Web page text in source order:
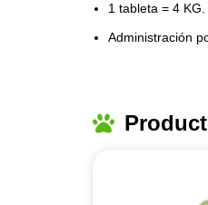
1 tableta = 4 KG.
Administración